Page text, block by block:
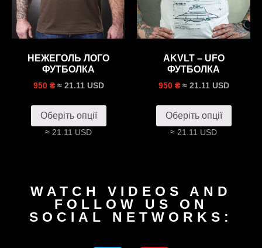
НЕЖЕГОЛЬ ЛОГО
ФУТБОЛКА
950 ₴ ≈ 21.11 USD
Оберіть опції
≈ 21.11 USD
AKVLT – UFO
ФУТБОЛКА
950 ₴ ≈ 21.11 USD
Оберіть опції
≈ 21.11 USD
WATCH VIDEOS AND
FOLLOW US ON
SOCIAL NETWORKS: